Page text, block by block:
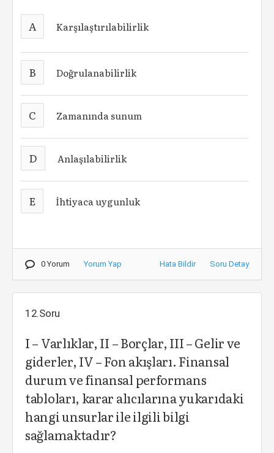
A Karşılaştırılabilirlik
B Doğrulanabilirlik
C Zamanında sunum
D Anlaşılabilirlik
E İhtiyaca uygunluk
0 Yorum Yorum Yap Hata Bildir Soru Detay
12.Soru
I – Varlıklar, II – Borçlar, III – Gelir ve
giderler, IV – Fon akışları. Finansal
durum ve finansal performans
tabloları, karar alıcılarına yukarıdaki
hangi unsurlar ile ilgili bilgi
sağlamaktadır?